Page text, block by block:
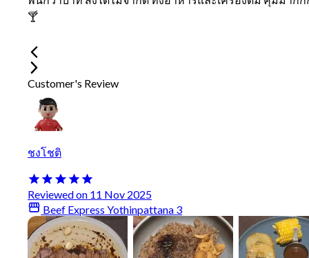
🍸
Customer's Review
ชงโชติ
Reviewed on 11 Nov 2025
Beef Express Yothinpattana 3